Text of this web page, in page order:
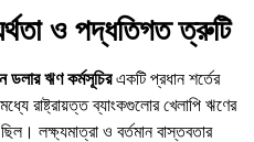
ও পদ্ধতিগত ত্রুটি
ডলার ঋণ কর্মসূচিরএকটি প্রধান শর্তের
রাষ্ট্রায়ত্ত ব্যাংকগুলোর খেলাপি ঋণের
লক্ষ্যমাত্রা ও বর্তমান বাস্তবতার